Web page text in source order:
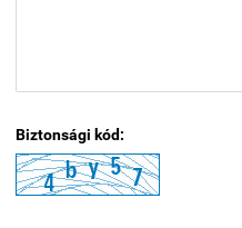
Biztonsági kód: